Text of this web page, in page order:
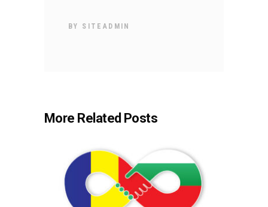
BY SITEADMIN
More Related Posts